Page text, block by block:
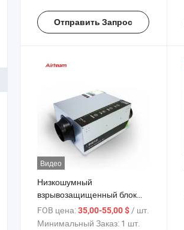
воздуховодов
Отправить Запрос
Видео
Низкошумный
взрывозащищенный блок
обработки воздуха для
дома, механическая
FOB цена:35,00-55,00 $/ шт.
Минимальный Заказ: 1 шт.